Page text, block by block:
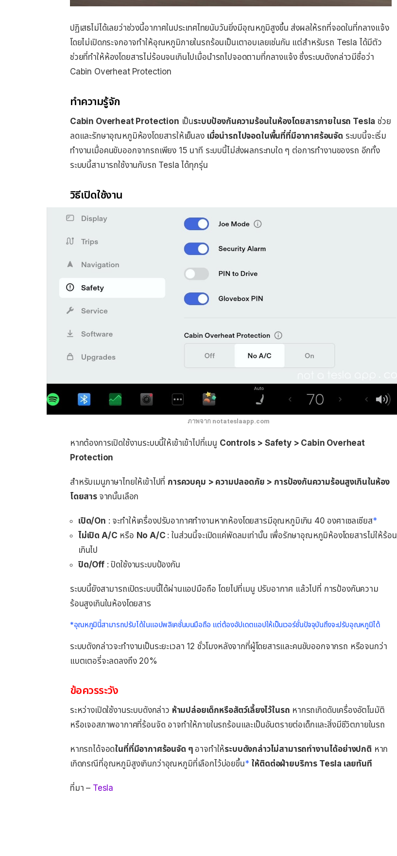
ปฏิเสธไม่ได้เลยว่าช่วงนี้อากาศในประเทศไทยนับวันยิ่งมีอุณหภูมิสูงขึ้น ส่งผลให้รถที่จอดในที่กลางแจ้ง
โดยไม่เปิดกระจกอาจทำให้อุณหภูมิภายในรถร้อนเป็นเตาอบเลยเช่นกัน แต่สำหรับรถ Tesla ได้มีตัว
ช่วยที่ทำให้ห้องโดยสารไม่ร้อนจนเกินไปเมื่อนำรถไปจอดตามที่กลางแจ้ง ซึ่งระบบดังกล่าวมีชื่อว่า
Cabin Overheat Protection
ทำความรู้จัก
Cabin Overheat Protection เป็นระบบป้องกันความร้อนในห้องโดยสารภายในรถ Tesla ช่วย
ลดและรักษาอุณหภูมิห้องโดยสารให้เย็นลง เมื่อนำรถไปจอดในพื้นที่ที่มีอากาศร้อนจัด ระบบนี้จะเริ่ม
ทำงานเมื่อคนขับออกจากรถเพียง 15 นาที ระบบนี้ไม่ส่งผลกระทบใด ๆ ต่อการทำงานของรถ อีกทั้ง
ระบบนี้สามารถใช้งานกับรถ Tesla ได้ทุกรุ่น
วิธีเปิดใช้งาน
ภาพจาก notateslaapp.com
หากต้องการเปิดใช้งานระบบนี้ให้เข้าเข้าไปที่เมนู Controls > Safety > Cabin Overheat
Protection
สำหรับเมนูภาษาไทยให้เข้าไปที่ การควบคุม > ความปลอดภัย > การป้องกันความร้อนสูงเกินในห้อง
โดยสาร จากนั้นเลือก
เปิด/On : จะทำให้เครื่องปรับอากาศทำงานหากห้องโดยสารมีอุณหภูมิเกิน 40 องศาเซลเซียส*
ไม่เปิด A/C หรือ No A/C : ในส่วนนี้จะเปิดแค่พัดลมเท่านั้น เพื่อรักษาอุณหภูมิห้องโดยสารไม่ให้ร้อน
เกินไป
ปิด/Off: ปิดใช้งานระบบป้องกัน
ระบบนี้ยังสามารถเปิดระบบนี้ได้ผ่านแอปมือถือ โดยไปที่เมนู ปรับอากาศ แล้วไปที่ การป้องกันความ
ร้อนสูงเกินในห้องโดยสาร
*อุณหภูมินี้สามารถปรับได้ในแอปพลิเคชั่นบนมือถือ แต่ต้องอัปเดตแอปให้เป็นเวอร์ชั่นปัจจุบันถึงจะปรับอุณหภูมิได้
ระบบดังกล่าวจะทำงานเป็นระยะเวลา 12 ชั่วโมงหลังจากที่ผู้โดยสารและคนขับออกจากรถ หรือจนกว่า
แบตเตอรี่จะลดลงถึง 20%
ข้อควรระวัง
ระหว่างเปิดใช้งานระบบดังกล่าว ห้ามปล่อยเด็กหรือสัตว์เลี้ยงไว้ในรถ หากรถเกิดดับเครื่องอัตโนมัติ
หรือเจอสภาพอากาศที่ร้อนจัด อาจทำให้ภายในรถร้อนและเป็นอันตรายต่อเด็กและสิ่งมีชีวิตภายในรถ
หากรถได้จอดในที่ที่มีอากาศร้อนจัด ๆ อาจทำให้ระบบดังกล่าวไม่สามารถทำงานได้อย่างปกติ หาก
เกิดกรณีที่อุณหภูมิสูงเกินกว่าอุณหภูมิที่เลือกไว้บ่อยขึ้น* ให้ติดต่อฝ่ายบริการ Tesla เลยทันที
ที่มา – Tesla